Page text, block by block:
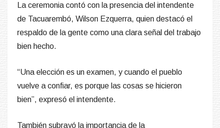
La ceremonia contó con la presencia del intendente
de Tacuarembó, Wilson Ezquerra, quien destacó el
respaldo de la gente como una clara señal del trabajo
bien hecho.
“Una elección es un examen, y cuando el pueblo
vuelve a confiar, es porque las cosas se hicieron
bien”, expresó el intendente.
También subrayó la importancia de la